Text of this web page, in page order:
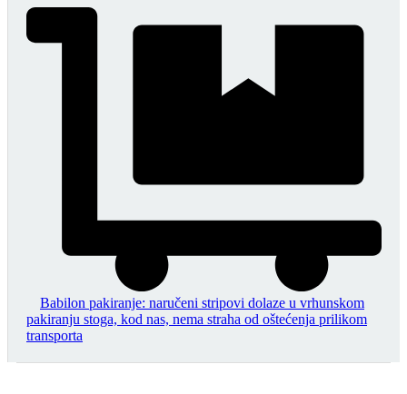
Babilon pakiranje: naručeni stripovi dolaze u vrhunskom
pakiranju stoga, kod nas, nema straha od oštećenja prilikom
transporta